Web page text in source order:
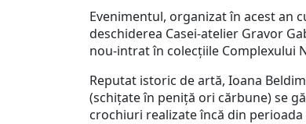
Evenimentul, organizat în acest an
deschiderea Casei-atelier Gravor
nou-intrat în colecțiile Complexului
Reputat istoric de artă, Ioana
(schițate în peniță ori cărbune) se
crochiuri realizate încă din